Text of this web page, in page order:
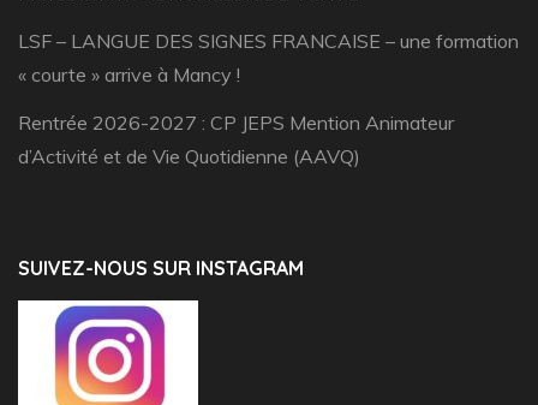
LSF – LANGUE DES SIGNES FRANCAISE – une formation
« courte » arrive à Mancy !
Rentrée 2026-2027 : CP JEPS Mention Animateur
d’Activité et de Vie Quotidienne (AAVQ)
SUIVEZ-NOUS SUR INSTAGRAM